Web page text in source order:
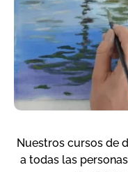
Nuestros cursos de
a todas las